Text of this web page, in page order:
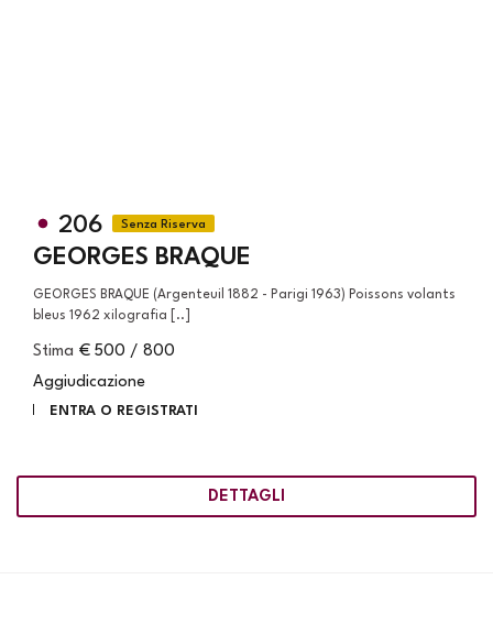
206
GEORGES BRAQUE
GEORGES BRAQUE (Argenteuil 1882 - Parigi 1963) Poissons volants
bleus 1962 xilografia [..]
Stima € 500 / 800
Aggiudicazione
ENTRA O REGISTRATI
DETTAGLI